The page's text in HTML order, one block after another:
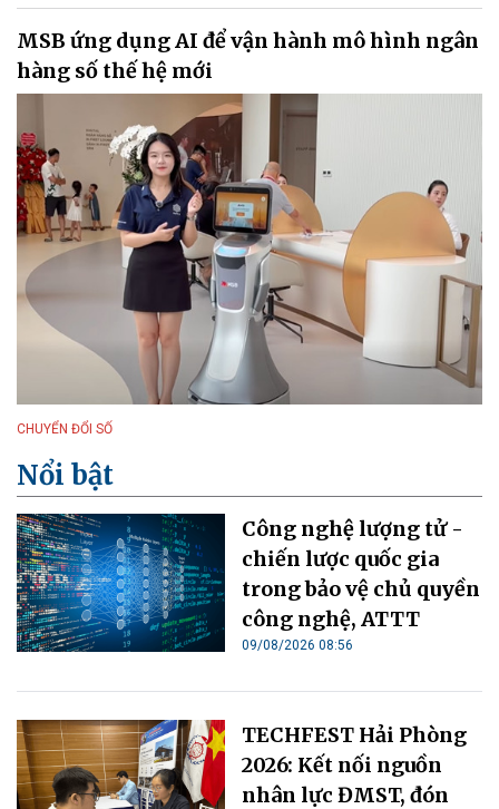
MSB ứng dụng AI để vận hành mô hình ngân
hàng số thế hệ mới
CHUYỂN ĐỔI SỐ
Nổi bật
Công nghệ lượng tử -
chiến lược quốc gia
trong bảo vệ chủ quyền
công nghệ, ATTT
09/08/2026 08:56
TECHFEST Hải Phòng
2026: Kết nối nguồn
nhân lực ĐMST, đón